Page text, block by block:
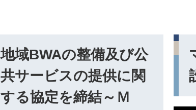
地域BWAの整備及び公
共サービスの提供に関
する協定を締結～Ｍ